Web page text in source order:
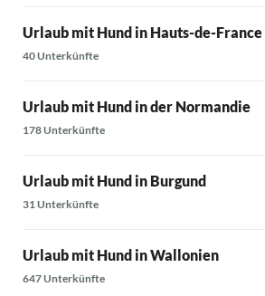
Urlaub mit Hund in Hauts-de-France
40 Unterkünfte
Urlaub mit Hund in der Normandie
178 Unterkünfte
Urlaub mit Hund in Burgund
31 Unterkünfte
Urlaub mit Hund in Wallonien
647 Unterkünfte